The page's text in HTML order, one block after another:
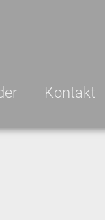
Kontakt